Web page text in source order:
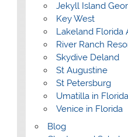
Jekyll Island
Key West
Lakeland Florida
River Ranch
Skydive Deland
St Augustine
St Petersburg
Umatilla in Florida
Venice in Florida
Blog